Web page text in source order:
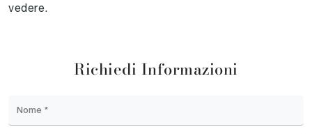
vedere.
Richiedi Informazioni